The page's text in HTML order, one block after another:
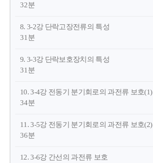
32분
8. 3-2강 단락고장전류의 특성
31분
9. 3-3강 단락보호장치의 특성
31분
10. 3-4강 전동기 분기회로의 과전류 보호(1)
34분
11. 3-5강 전동기 분기회로의 과전류 보호(2)
36분
12. 3-6강 간선의 과전류 보호